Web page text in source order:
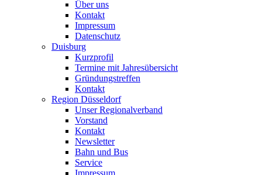
Über uns
Kontakt
Impressum
Datenschutz
Duisburg
Kurzprofil
Termine mit Jahresübersicht
Gründungstreffen
Kontakt
Region Düsseldorf
Unser Regionalverband
Vorstand
Kontakt
Newsletter
Bahn und Bus
Service
Impressum